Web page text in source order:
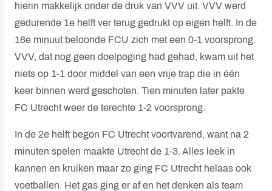
hierin makkelijk onder de druk van VVV uit. VVV werd
gedurende 1e helft ver terug gedrukt op eigen helft. In de
18e minuut beloonde FCU zich met een 0-1 voorsprong.
VVV, dat nog geen doelpoging had gehad, kwam uit het
niets op 1-1 door middel van een vrije trap die in één
keer binnen werd geschoten. Tien minuten later pakte
FC Utrecht weer de terechte 1-2 voorsprong.
In de 2e helft begon FC Utrecht voortvarend, want na 2
minuten spelen maakte Utrecht de 1-3. Alles leek in
kannen en kruiken maar zo ging FC Utrecht helaas ook
voetballen. Het gas ging er af en het denken als team